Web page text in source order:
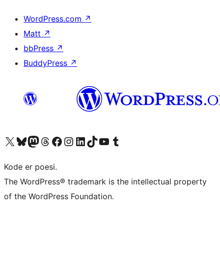
WordPress.com ↗
Matt ↗
bbPress ↗
BuddyPress ↗
Besøg vores X (tidligere Twitter) konto
Besøg vores Bluesky-konto
Besøg vores Mastodon konto
Besøg vores Threads-konto
Besøg vores Facebook sideBesøg vores Instagram konto
Besøg vores LinkedIn konto
Besøg vores TikTok-konto
Besøg vores YouTube-kanalBesøg vores Tumblr-konto
Kode er poesi.
The WordPress® trademark is the intellectual property
of the WordPress Foundation.